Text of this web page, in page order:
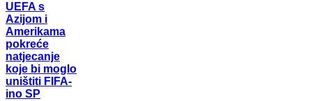
UEFA s
Azijom i
Amerikama
pokreće
natjecanje
koje bi moglo
uništiti FIFA-
ino SP